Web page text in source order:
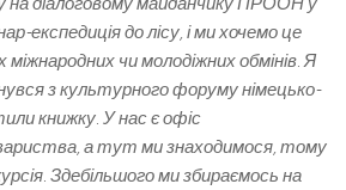
експедиція до лісу, і ми хочемо це
чи молодіжних обмінів. Я
з культурного форуму німецько-
книжку. У нас є офіс
а тут ми знаходимося, тому
Здебільшого ми збираємось на